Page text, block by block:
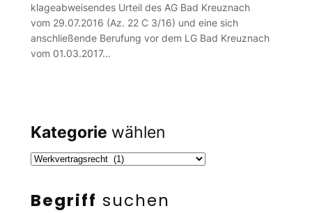
klageabweisendes Urteil des AG Bad Kreuznach
vom 29.07.2016 (Az. 22 C 3/16) und eine sich
anschließende Berufung vor dem LG Bad Kreuznach
vom 01.03.2017…
Kategorie wählen
Begriff suchen